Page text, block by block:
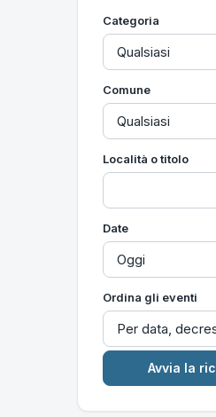
Categoria
Comune
Località o titolo
Date
Ordina gli eventi